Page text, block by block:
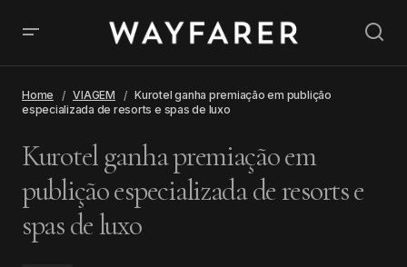
Home VIAGEM
Kurotel ganha premiação em publição
especializada de resorts e spas de luxo
Kurotel ganha premiação em
publição especializada de resorts e
spas de luxo